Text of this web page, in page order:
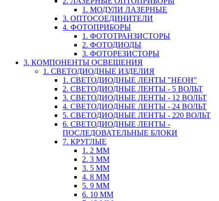
1. МОДУЛИ ЛАЗЕРНЫЕ
3. ОПТОСОЕДИНИТЕЛИ
4. ФОТОПРИБОРЫ
1. ФОТОТРАНЗИСТОРЫ
2. ФОТОДИОДЫ
3. ФОТОРЕЗИСТОРЫ
3. КОМПОНЕНТЫ ОСВЕЩЕНИЯ
1. СВЕТОДИОДНЫЕ ИЗДЕЛИЯ
1. СВЕТОДИОДНЫЕ ЛЕНТЫ "НЕОН"
2. СВЕТОДИОДНЫЕ ЛЕНТЫ - 5 ВОЛЬТ
3. СВЕТОДИОДНЫЕ ЛЕНТЫ - 12 ВОЛЬТ
4. СВЕТОДИОДНЫЕ ЛЕНТЫ - 24 ВОЛЬТ
5. СВЕТОДИОДНЫЕ ЛЕНТЫ - 220 ВОЛЬТ
6. СВЕТОДИОДНЫЕ ЛЕНТЫ -
ПОСЛЕДОВАТЕЛЬНЫЕ БЛОКИ
7. КРУГЛЫЕ
1. 2 ММ
2. 3 ММ
3. 5 ММ
4. 8 ММ
5. 9 ММ
6. 10 ММ